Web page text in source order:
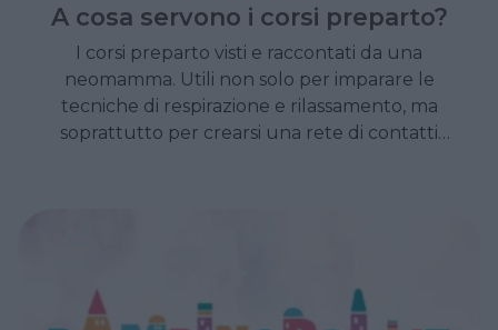
A cosa servono i corsi preparto?
I corsi preparto visti e raccontati da una
neomamma. Utili non solo per imparare le
tecniche di respirazione e rilassamento, ma
soprattutto per crearsi una rete di contatti